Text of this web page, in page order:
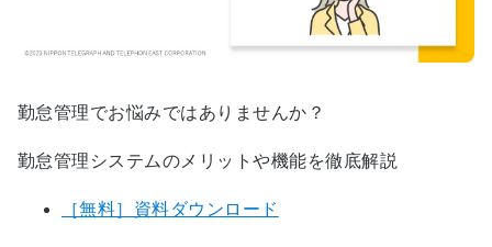
勤怠管理でお悩みではありませんか？
勤怠管理システムのメリットや機能を徹底解説
［無料］資料ダウンロード